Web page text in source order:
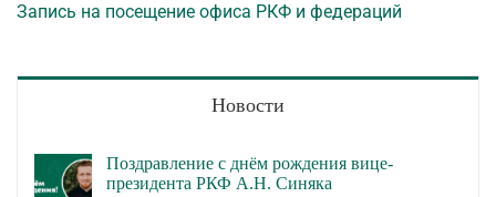
Запись на посещение офиса РКФ и федераций
Новости
Поздравление с днём рождения вице-
президента РКФ А.Н. Синяка